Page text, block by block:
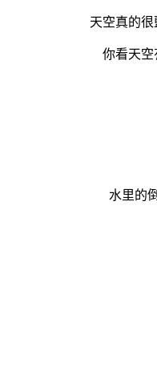
天空真的很
你看天空
水里的